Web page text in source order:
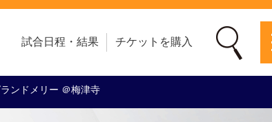
試合日程・結果 チケットを購入
スクール
ンドメリー ＠梅津寺